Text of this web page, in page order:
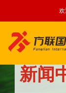
欢
新闻